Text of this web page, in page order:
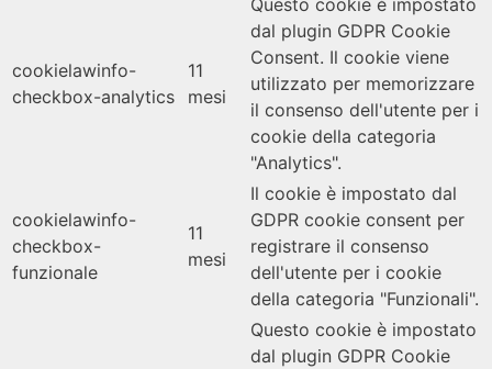
cookielawinfo-
checkbox-analytics
11
mesi
Questo cookie è impostato
dal plugin GDPR Cookie
Consent. Il cookie viene
utilizzato per memorizzare
il consenso dell'utente per i
cookie della categoria
"Analytics".
cookielawinfo-
checkbox-
funzionale
11
mesi
Il cookie è impostato dal
GDPR cookie consent per
registrare il consenso
dell'utente per i cookie
della categoria "Funzionali".
Questo cookie è impostato
dal plugin GDPR Cookie